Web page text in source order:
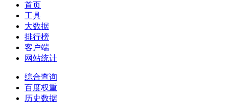
首页
工具
大数据
排行榜
客户端
网站统计
综合查询
百度权重
历史数据